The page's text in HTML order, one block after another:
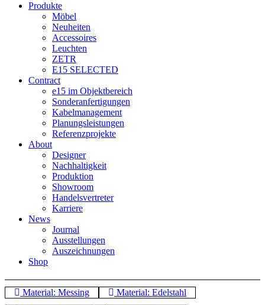
Produkte
Möbel
Neuheiten
Accessoires
Leuchten
ZETR
E15 SELECTED
Contract
e15 im Objektbereich
Sonderanfertigungen
Kabelmanagement
Planungsleistungen
Referenzprojekte
About
Designer
Nachhaltigkeit
Produktion
Showroom
Handelsvertreter
Karriere
News
Journal
Ausstellungen
Auszeichnungen
Shop
Material: Messing
Material: Edelstahl